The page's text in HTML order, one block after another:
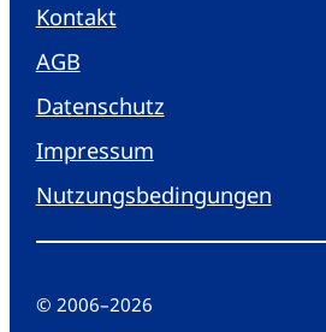
Kontakt
AGB
Datenschutz
Impressum
Nutzungsbedingungen
© 2006–2026